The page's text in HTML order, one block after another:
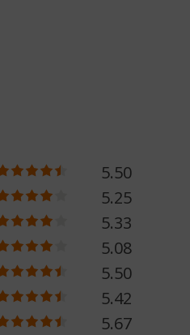
5.50
5.25
5.33
5.08
5.50
5.42
5.67